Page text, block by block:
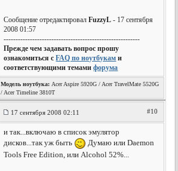
Сообщение отредактировалFuzzyL - 17 сентября
2008 01:57
---------------------------------------------------------
Прежде чем задавать вопрос прошу
ознакомиться сFAQ по ноутбукам и
соответствующими темамифорума
Модель ноутбука: Acer Aspire 5920G / Acer TravelMate 5520G
/ Acer Timeline 3810T
17 сентября 2008 02:11 #10
и так...включаю в список эмулятор
дисков...так уж быть
Думаю или Daemon
Tools Free Edition, или Alcohol 52%...